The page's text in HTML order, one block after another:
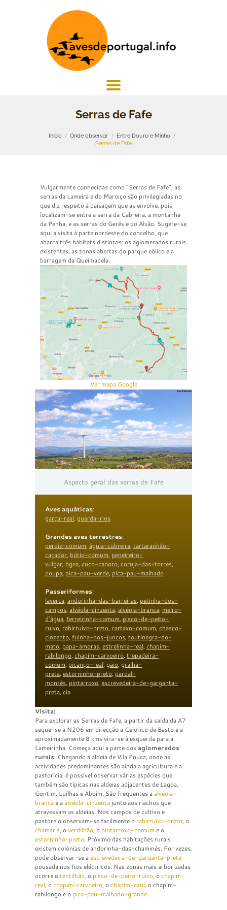
Serras de Fafe
Início Onde observar
Entre Douro e Minho
Serras de Fafe
Vulgarmente conhecidas como “Serras de Fafe”, as
serras da Lameira e do Maroiço são privilegiadas no
que diz respeito à paisagem que as envolve, pois
localizam-se entre a serra da Cabreira, a montanha
da Penha, e as serras do Gerês e do Alvão. Sugere-se
aqui a visita à parte nordeste do concelho, que
abarca três habitats distintos: os aglomerados rurais
existentes, as zonas abertas do parque eólico e a
barragem da Queimadela.
Ver mapa Google
Aspecto geral das serras de Fafe
Aves aquáticas:
garça-real, guarda-rios
Grandes aves terrestres:
perdiz-comum, águia-cobreira, tartaranhão-
caçador, bútio-comum, peneireiro-
vulgar, ógea, cuco-canoro, coruja-das-torres,
poupa, pica-pau-verde, pica-pau-malhado
Passeriformes:
laverca, andorinha-das-barreiras, petinha-dos-
campos, alvéola-cinzenta, alvéola-branca, melro-
d’água, ferreirinha-comum, pisco-de-peito-
ruivo, rabirruivo-preto, cartaxo-comum, chasco-
cinzento, fuinha-dos-juncos, toutinegra-do-
mato, papa-amoras, estrelinha-real, chapim-
rabilongo, chapim-carvoeiro, trepadeira-
comum, picanço-real, gaio, gralha-
preta, estorninho-preto, pardal-
montês, pintarroxo, escrevedeira-de-garganta-
preta, cia
Visita:
Para explorar as Serras de Fafe, a partir da saída da A7
segue-se a N206 em direcção a Celorico de Basto e a
aproximadamente 8 kms vira-se à esquerda para a
Lameirinha. Começa aqui a parte dosaglomerados
rurais. Chegando à aldeia de Vila Pouca, onde as
actividades predominantes são ainda a agricultura e a
pastorícia, é possível observar várias espécies que
também são típicas nas aldeias adjacentes de Lagoa,
Gontim, Luílhas e Aboim. São frequentes aalvéola-
brancae aalvéola-cinzenta junto aos riachos que
atravessam as aldeias. Nos campos de cultivo e
pastoreio observam-se facilmente o rabirruivo-preto, o
chamariz, overdilhão, o pintarroxo-comum e o
estorninho-preto. Próximo das habitações rurais
existem colónias de andorinha-das-chaminés. Por vezes,
pode observar-se aescrevedeira-de-garganta-preta
pousada nos fios eléctricos. Nas zonas mais arborizadas
ocorre otentilhão, o pisco-de-peito-ruivo, ochapim-
real, ochapim-carvoeiro, ochapim-azul, o chapim-
rabilongo e o pica-pau-malhado-grande.